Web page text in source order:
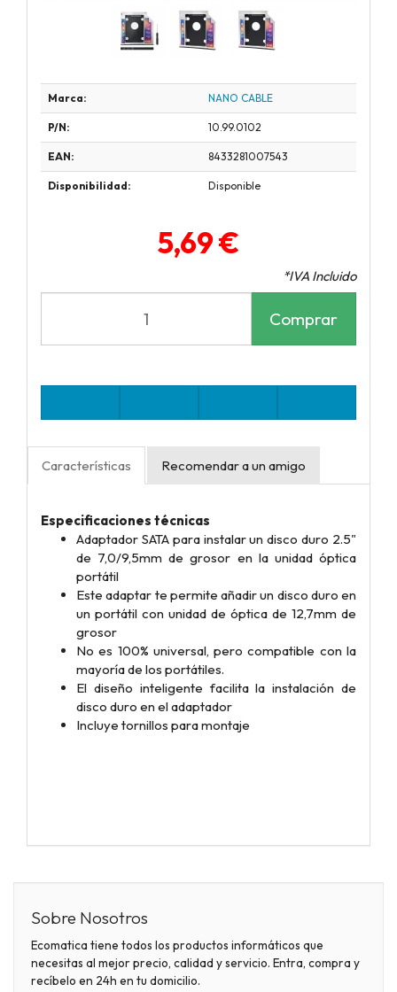
Marca: NANO CABLE
P/N: 10.99.0102
EAN: 8433281007543
Disponibilidad: Disponible
5,69 €
*IVA Incluido
Comprar
Características Recomendar a un amigo
Especificaciones técnicas
Adaptador SATA para instalar un disco duro 2.5"
de 7,0/9,5mm de grosor en la unidad óptica
portátil
Este adaptar te permite añadir un disco duro en
un portátil con unidad de óptica de 12,7mm de
grosor
No es 100% universal, pero compatible con la
mayoría de los portátiles.
El diseño inteligente facilita la instalación de
disco duro en el adaptador
Incluye tornillos para montaje
Sobre Nosotros
Ecomatica tiene todos los productos informáticos que
necesitas al mejor precio, calidad y servicio. Entra, compra y
recíbelo en 24h en tu domicilio.